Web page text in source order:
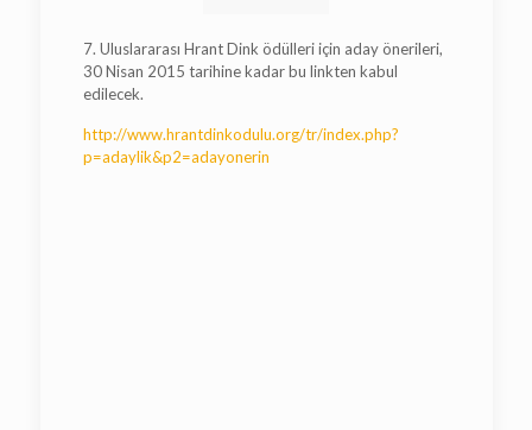
7. Uluslararası Hrant Dink ödülleri için aday önerileri,
30 Nisan 2015 tarihine kadar bu linkten kabul
edilecek.
http://www.hrantdinkodulu.org/tr/index.php?
p=adaylik&p2=adayonerin